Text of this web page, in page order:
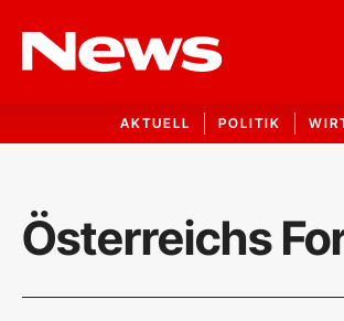
AKTUELL POLITIK
Österreichs